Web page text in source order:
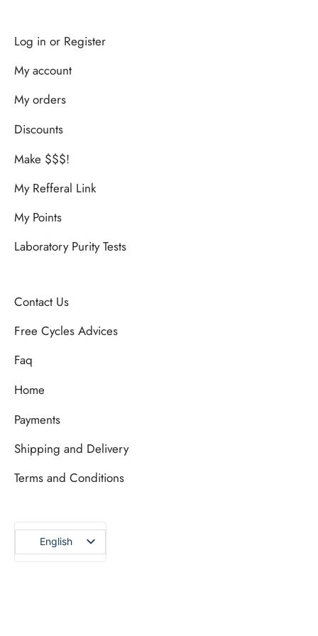
Log in or Register
My account
My orders
Discounts
Make $$$!
My Refferal Link
My Points
Laboratory Purity Tests
Contact Us
Free Cycles Advices
Faq
Home
Payments
Shipping and Delivery
Terms and Conditions
English